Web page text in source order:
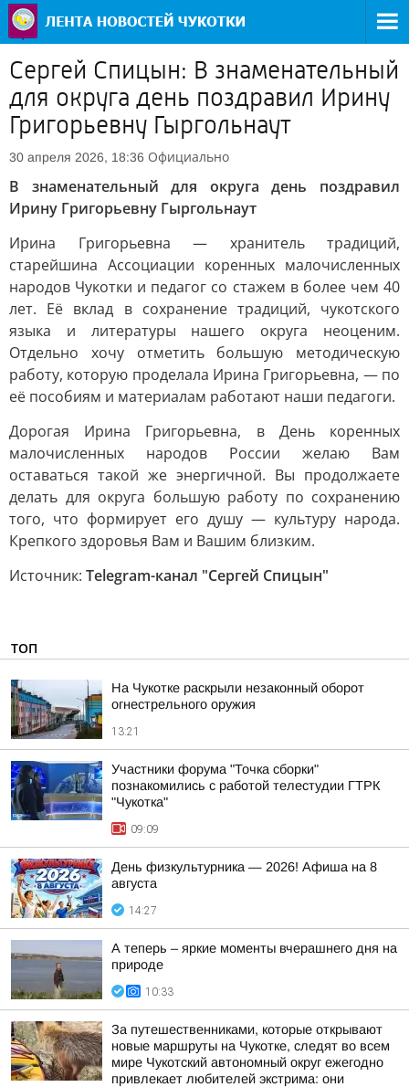
Сергей Спицын: В знаменательный
для округа день поздравил Ирину
Григорьевну Гыргольнаут
30 апреля 2026, 18:36 Официально
В знаменательный для округа день поздравил
Ирину Григорьевну Гыргольнаут
Ирина Григорьевна — хранитель традиций,
старейшина Ассоциации коренных малочисленных
народов Чукотки и педагог со стажем в более чем 40
лет. Её вклад в сохранение традиций, чукотского
языка и литературы нашего округа неоценим.
Отдельно хочу отметить большую методическую
работу, которую проделала Ирина Григорьевна, — по
её пособиям и материалам работают наши педагоги.
Дорогая Ирина Григорьевна, в День коренных
малочисленных народов России желаю Вам
оставаться такой же энергичной. Вы продолжаете
делать для округа большую работу по сохранению
того, что формирует его душу — культуру народа.
Крепкого здоровья Вам и Вашим близким.
Источник: Telegram-канал "Сергей Спицын"
ТОП
На Чукотке раскрыли незаконный оборот
огнестрельного оружия
13:21
Участники форума "Точка сборки"
познакомились с работой телестудии ГТРК
"Чукотка"
09:09
День физкультурника — 2026! Афиша на 8
августа
14:27
А теперь – яркие моменты вчерашнего дня на
природе
10:33
За путешественниками, которые открывают
новые маршруты на Чукотке, следят во всем
мире Чукотский автономный округ ежегодно
привлекает любителей экстрима: они